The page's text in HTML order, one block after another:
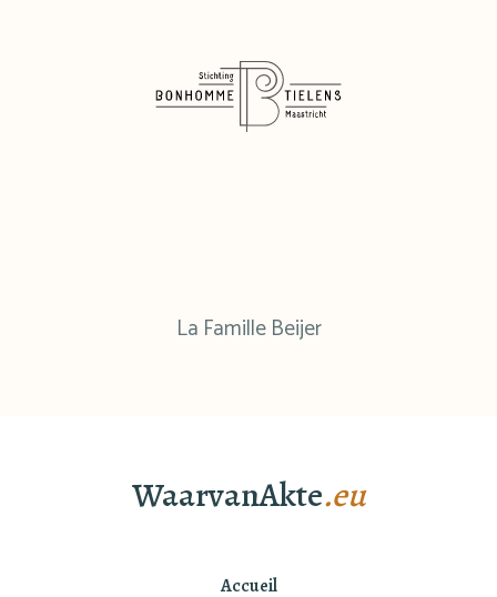
La Famille Beijer
WaarvanAkte.eu
Accueil